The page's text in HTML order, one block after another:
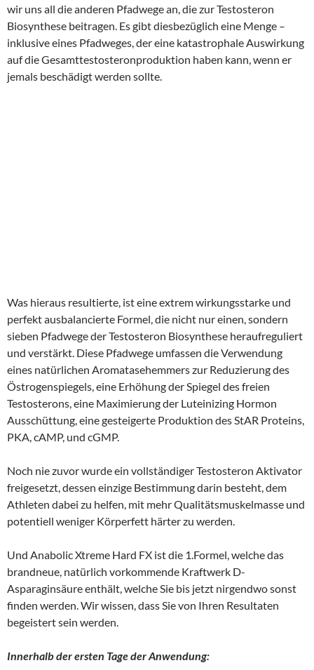
wir uns all die anderen Pfadwege an, die zur Testosteron
Biosynthese beitragen. Es gibt diesbezüglich eine Menge –
inklusive eines Pfadweges, der eine katastrophale Auswirkung
auf die Gesamttestosteronproduktion haben kann, wenn er
jemals beschädigt werden sollte.
Was hieraus resultierte, ist eine extrem wirkungsstarke und
perfekt ausbalancierte Formel, die nicht nur einen, sondern
sieben Pfadwege der Testosteron Biosynthese heraufreguliert
und verstärkt. Diese Pfadwege umfassen die Verwendung
eines natürlichen Aromatasehemmers zur Reduzierung des
Östrogenspiegels, eine Erhöhung der Spiegel des freien
Testosterons, eine Maximierung der Luteinizing Hormon
Ausschüttung, eine gesteigerte Produktion des StAR Proteins,
PKA, cAMP, und cGMP.
Noch nie zuvor wurde ein vollständiger Testosteron Aktivator
freigesetzt, dessen einzige Bestimmung darin besteht, dem
Athleten dabei zu helfen, mit mehr Qualitätsmuskelmasse und
potentiell weniger Körperfett härter zu werden.
Und Anabolic Xtreme Hard FX ist die 1.Formel, welche das
brandneue, natürlich vorkommende Kraftwerk D-
Asparaginsäure enthält, welche Sie bis jetzt nirgendwo sonst
finden werden. Wir wissen, dass Sie von Ihren Resultaten
begeistert sein werden.
Innerhalb der ersten Tage der Anwendung: